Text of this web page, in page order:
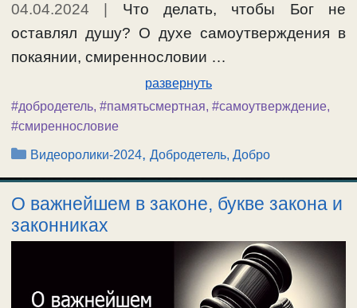
04.04.2024
Что делать, чтобы Бог не
оставлял душу? О духе самоутверждения в
покаянии, смиреннословии …
развернуть
#добродетель, #памятьсмертная, #самоутверждение,
#смиреннословие
Рубрики
Видеоролики-2024,Добродетель, Добро
О важнейшем в законе, букве закона и
законниках